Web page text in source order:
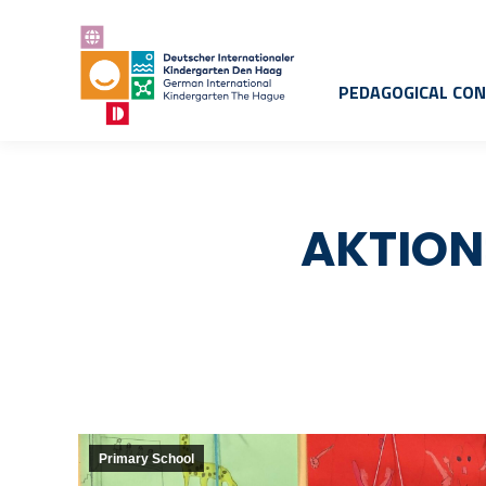
PEDAGOGICAL
Primary School